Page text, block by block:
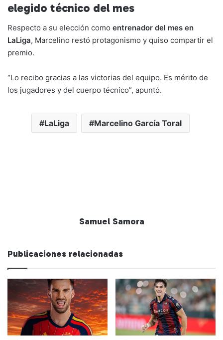
elegido técnico del mes
Respecto a su elección como entrenador del mes en
LaLiga, Marcelino restó protagonismo y quiso compartir el
premio.
“Lo recibo gracias a las victorias del equipo. Es mérito de
los jugadores y del cuerpo técnico”, apuntó.
LaLiga Marcelino García Toral
Samuel Samora
Publicaciones relacionadas